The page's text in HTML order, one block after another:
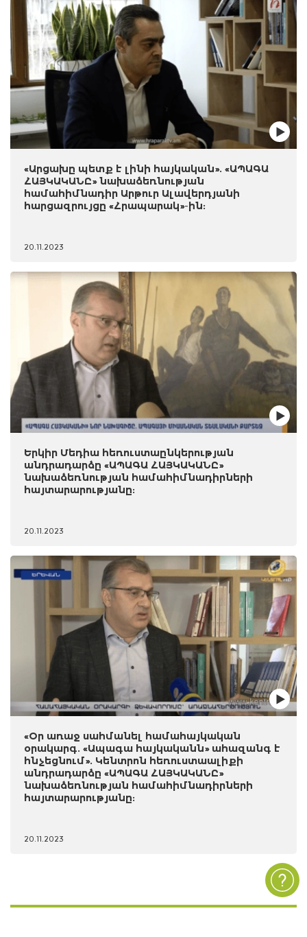
«Արցախը պետք է լինի հայկական». «ԱՊԱԳԱ
ՀԱՅԿԱԿԱՆԸ» նախաձեռնության
համահիմնադիր Արթուր Ալավերդյանի
հարցազրույցը «Հրապարակ»-ին:
20.11.2023
Երկիր Մեդիա հեռուստաընկերության
անդրադարձը «ԱՊԱԳԱ ՀԱՅԿԱԿԱՆԸ»
նախաձեռնության համահիմնադիրների
հայտարարությանը:
20.11.2023
«Օր առաջ սահմանել համահայկական
օրակարգ. «Ապագա հայկականն» ահազանգ է
հնչեցնում». Կենտրոն հեռուստաալիքի
անդրադարձը «ԱՊԱԳԱ ՀԱՅԿԱԿԱՆԸ»
նախաձեռնության համահիմնադիրների
հայտարարությանը:
20.11.2023